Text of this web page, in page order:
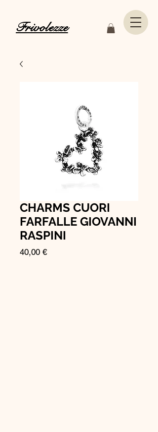
Frivolezze
CHARMS CUORI
FARFALLE GIOVANNI
RASPINI
40,00 €Prezzo